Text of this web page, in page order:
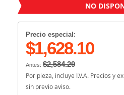
NO
Precio especial:
$1,628.10
Antes: $2,584.29
Por pieza, incluye I.V.A. Precios y
sin previo aviso.